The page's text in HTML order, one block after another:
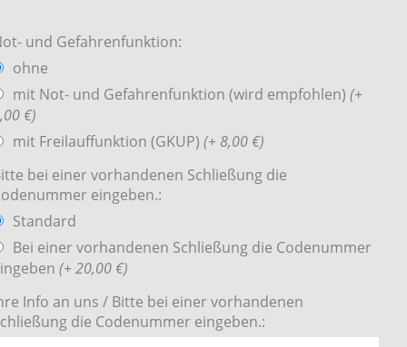
und Gefahrenfunktion:
ohne
mit Not- und Gefahrenfunktion (wird empfohlen)(+
€)
mit Freilauffunktion (GKUP)(+ 8,00 €)
bei einer vorhandenen Schließung die
eingeben.:
Standard
Bei einer vorhandenen Schließung die Codenummer
(+ 20,00 €)
Info an uns / Bitte bei einer vorhandenen
die Codenummer eingeben.: